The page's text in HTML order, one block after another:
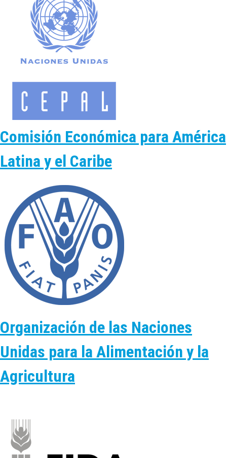
Comisión Económica para América
Latina y el Caribe
Organización de las Naciones
Unidas para la Alimentación y la
Agricultura